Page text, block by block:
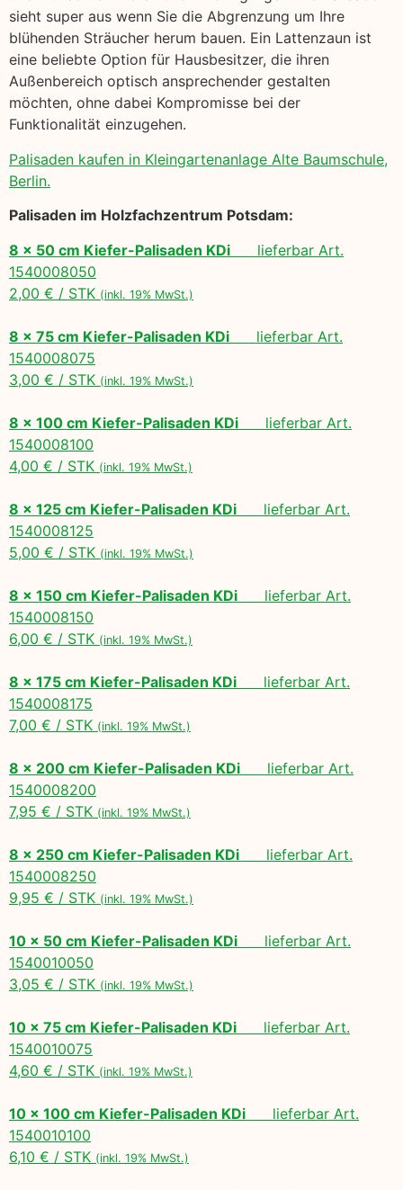
sieht super aus wenn Sie die Abgrenzung um Ihre
blühenden Sträucher herum bauen. Ein Lattenzaun ist
eine beliebte Option für Hausbesitzer, die ihren
Außenbereich optisch ansprechender gestalten
möchten, ohne dabei Kompromisse bei der
Funktionalität einzugehen.
Palisaden kaufen in Kleingartenanlage Alte Baumschule,
Berlin.
Palisaden im Holzfachzentrum Potsdam:
8 x 50 cm Kiefer-Palisaden KDi lieferbar Art.
1540008050
2,00 € / STK (inkl. 19% MwSt.)
8 x 75 cm Kiefer-Palisaden KDi lieferbar Art.
1540008075
3,00 € / STK (inkl. 19% MwSt.)
8 x 100 cm Kiefer-Palisaden KDi lieferbar Art.
1540008100
4,00 € / STK (inkl. 19% MwSt.)
8 x 125 cm Kiefer-Palisaden KDi lieferbar Art.
1540008125
5,00 € / STK (inkl. 19% MwSt.)
8 x 150 cm Kiefer-Palisaden KDi lieferbar Art.
1540008150
6,00 € / STK (inkl. 19% MwSt.)
8 x 175 cm Kiefer-Palisaden KDi lieferbar Art.
1540008175
7,00 € / STK (inkl. 19% MwSt.)
8 x 200 cm Kiefer-Palisaden KDi lieferbar Art.
1540008200
7,95 € / STK (inkl. 19% MwSt.)
8 x 250 cm Kiefer-Palisaden KDi lieferbar Art.
1540008250
9,95 € / STK (inkl. 19% MwSt.)
10 x 50 cm Kiefer-Palisaden KDi lieferbar Art.
1540010050
3,05 € / STK (inkl. 19% MwSt.)
10 x 75 cm Kiefer-Palisaden KDi lieferbar Art.
1540010075
4,60 € / STK (inkl. 19% MwSt.)
10 x 100 cm Kiefer-Palisaden KDi lieferbar Art.
1540010100
6,10 € / STK (inkl. 19% MwSt.)